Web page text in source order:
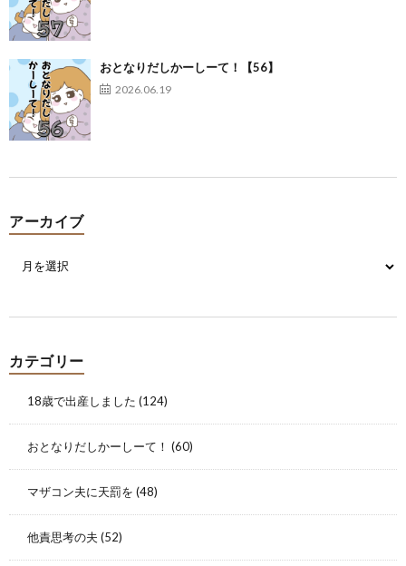
おとなりだしかーしーて！【56】
2026.06.19
アーカイブ
カテゴリー
18歳で出産しました (124)
おとなりだしかーしーて！ (60)
マザコン夫に天罰を (48)
他責思考の夫 (52)